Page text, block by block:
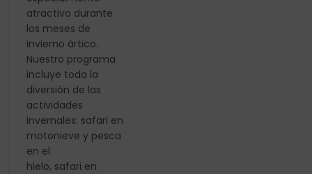
atractivo durante
los meses de
invierno ártico.
Nuestro programa
incluye toda la
diversión de las
actividades
invernales: safari en
motonieve y pesca
en el
hielo, safari en